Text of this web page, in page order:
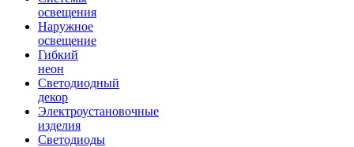
освещения
Наружное
освещение
Гибкий
неон
Светодиодный
декор
Электроустановочные
изделия
Светодиоды